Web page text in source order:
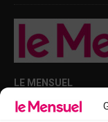
LE MENSUEL
Points de diffusion Var